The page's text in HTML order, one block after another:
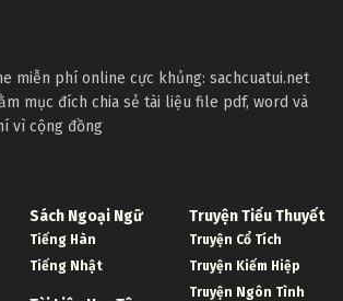
miễn phí online cực khủng: sachcuatui.net
mục đích chia sẻ tài liệu file pdf, word và
vì cộng đồng
Sách Ngoại Ngữ
Tiếng Hàn
Tiếng Nhật
Truyện Tiểu Thuyết
Truyện Cổ Tích
Truyện Kiếm Hiệp
Truyện Ngôn Tình